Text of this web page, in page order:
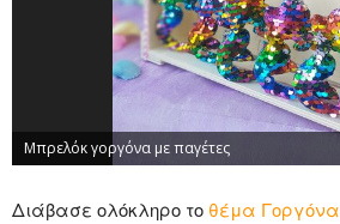
Μπρελόκ γοργόνα με παγέτες
Διάβασε ολόκληρο το θέμα Γοργόνα